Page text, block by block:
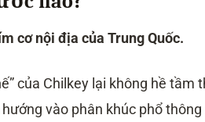
cơ nội địa của Trung Quốc.
của Chilkey lại không hề tầm
vào phân khúc phổ thông